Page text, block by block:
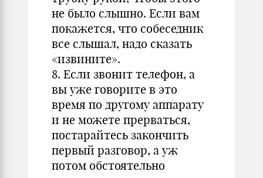
не было слышно. Если вам
покажется, что собеседник
все слышал, надо сказать
«извините».
8. Если звонит телефон, а
вы уже говорите в это
время по другому аппарату
и не можете прерваться,
постарайтесь закончить
первый разговор, а уж
потом обстоятельно